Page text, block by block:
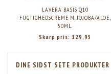
LAVERA BASIS Q10
FUGTIGHEDSCREME M. JOJOBA/ALOE,
50ML.
Skarp pris: 129,95
DINE SIDST SETE PRODUKTER